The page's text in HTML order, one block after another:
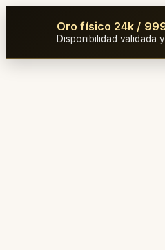
Oro físico 24k /
Disponibilidad validada